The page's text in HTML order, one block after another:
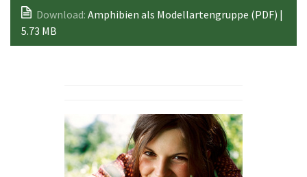
Download: Amphibien als Modellartengruppe (PDF) |
5.73 MB